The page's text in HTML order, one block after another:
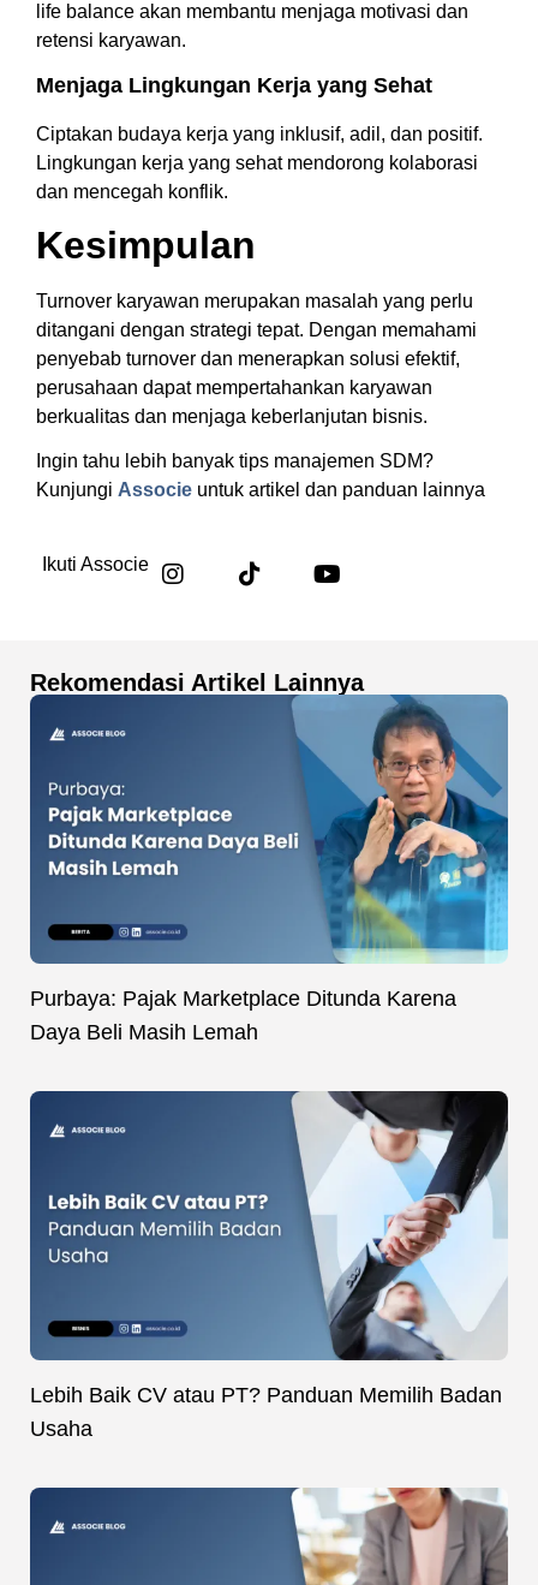
life balance akan membantu menjaga motivasi dan
retensi karyawan.
Menjaga Lingkungan Kerja yang Sehat
Ciptakan budaya kerja yang inklusif, adil, dan positif.
Lingkungan kerja yang sehat mendorong kolaborasi
dan mencegah konflik.
Kesimpulan
Turnover karyawan merupakan masalah yang perlu
ditangani dengan strategi tepat. Dengan memahami
penyebab turnover dan menerapkan solusi efektif,
perusahaan dapat mempertahankan karyawan
berkualitas dan menjaga keberlanjutan bisnis.
Ingin tahu lebih banyak tips manajemen SDM?
Kunjungi Associe untuk artikel dan panduan lainnya
Ikuti Associe
Rekomendasi Artikel Lainnya
Purbaya: Pajak Marketplace Ditunda Karena
Daya Beli Masih Lemah
Lebih Baik CV atau PT? Panduan Memilih Badan
Usaha